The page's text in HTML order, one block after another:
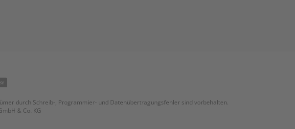
durch Schreib-, Programmier- und Datenübertragungsfehler sind vorbehalten.
& Co. KG